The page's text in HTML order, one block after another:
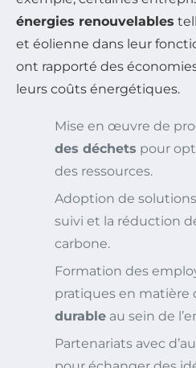
énergies renouvelables
et éolienne dans leur
ont rapporté des
leurs coûts énergétiques.
Mise en œuvre de
des déchets pour
des ressources.
Adoption de
suivi et la réduction
carbone.
Formation des
pratiques en matière
durable au sein de
Partenariats avec